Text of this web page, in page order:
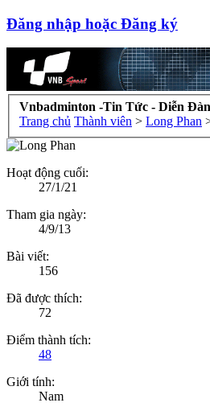
Đăng nhập hoặc Đăng ký
Vnbadminton -Tin Tức - Diễn
Trang chủ Thành viên > Long Phan
Hoạt động cuối:
27/1/21
Tham gia ngày:
4/9/13
Bài viết:
156
Đã được thích:
72
Điểm thành tích:
48
Giới tính:
Nam